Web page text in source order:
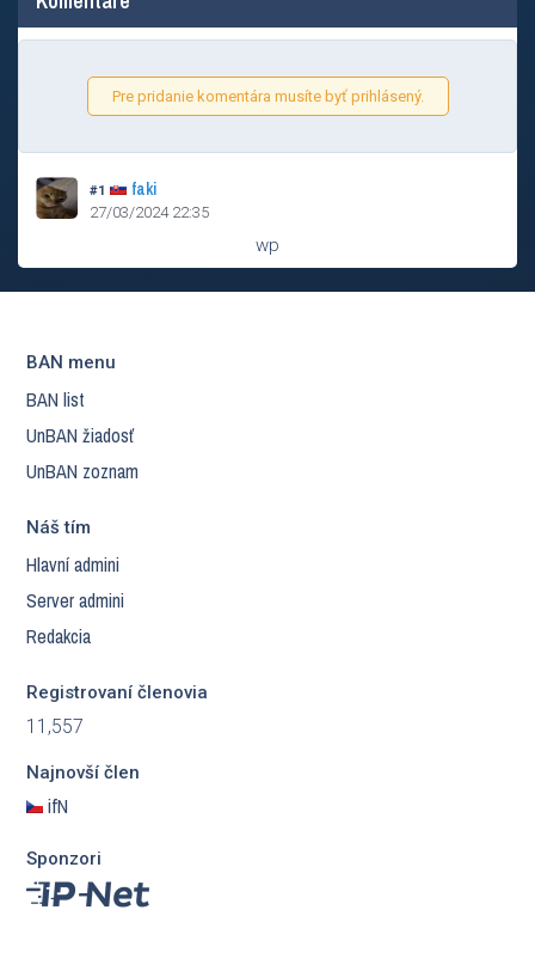
Pre pridanie komentára musíte byť prihlásený.
#1 faki
27/03/2024 22:35
wp
BAN menu
BAN list
UnBAN žiadosť
UnBAN zoznam
Náš tím
Hlavní admini
Server admini
Redakcia
Registrovaní členovia
11,557
Najnovší člen
ifN
Sponzori